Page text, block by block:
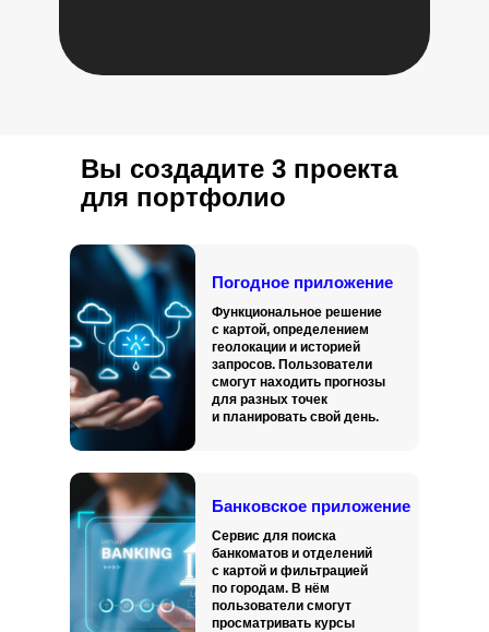
Сервис для поиска
банкоматов и отделений
с картой и фильтрацией
по городам. В нём
пользователи смогут
просматривать курсы
Банковское приложение
Функциональное решение
с картой, определением
геолокации и историей
запросов. Пользователи
смогут находить прогнозы
для разных точек
и планировать свой день.
Погодное приложение
Вы создадите 3 проекта
для портфолио